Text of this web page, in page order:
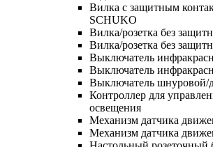
Вилка с защитным
SCHUKO
Вилка/розетка без
Вилка/розетка без
Выключатель
Выключатель
Выключатель шнуровой/
Контроллер для
освещения
Механизм датчика
Механизм датчика